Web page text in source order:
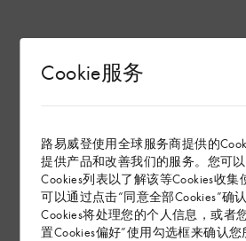
Cookie服务
路易威登使用全球服务商提供的
提供产品和改善我们的服务。您可
Cookies列表以了解该等Cookies收
可以通过点击“同意全部Cookies”确
Cookies将处理您的个人信息，或者
置Cookies偏好”使用勾选框来确认您